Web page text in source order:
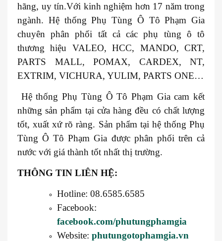
hãng, uy tín.Với kinh nghiệm hơn 17 năm trong
ngành. Hệ thống Phụ Tùng Ô Tô Phạm Gia
chuyên phân phối tất cả các phụ tùng ô tô
thương hiệu VALEO, HCC, MANDO, CRT,
PARTS MALL, POMAX, CARDEX, NT,
EXTRIM, VICHURA, YULIM, PARTS ONE…
Hệ thống Phụ Tùng Ô Tô Phạm Gia cam kết
những sản phẩm tại cửa hàng đều có chất lượng
tốt, xuất xứ rõ ràng. Sản phẩm tại hệ thống Phụ
Tùng Ô Tô Phạm Gia được phân phối trên cả
nước với giá thành tốt nhất thị trường.
THÔNG TIN LIÊN HỆ:
Hotline: 08.6585.6585
Facebook:
facebook.com/phutungphamgia
Website: phutungotophamgia.vn